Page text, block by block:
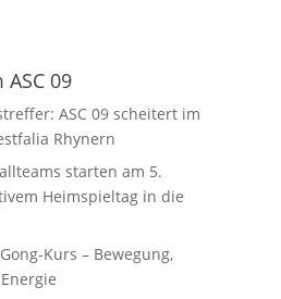
09
ASC 09 scheitert im
Rhynern
starten am 5.
Heimspieltag in die
Kurs – Bewegung,